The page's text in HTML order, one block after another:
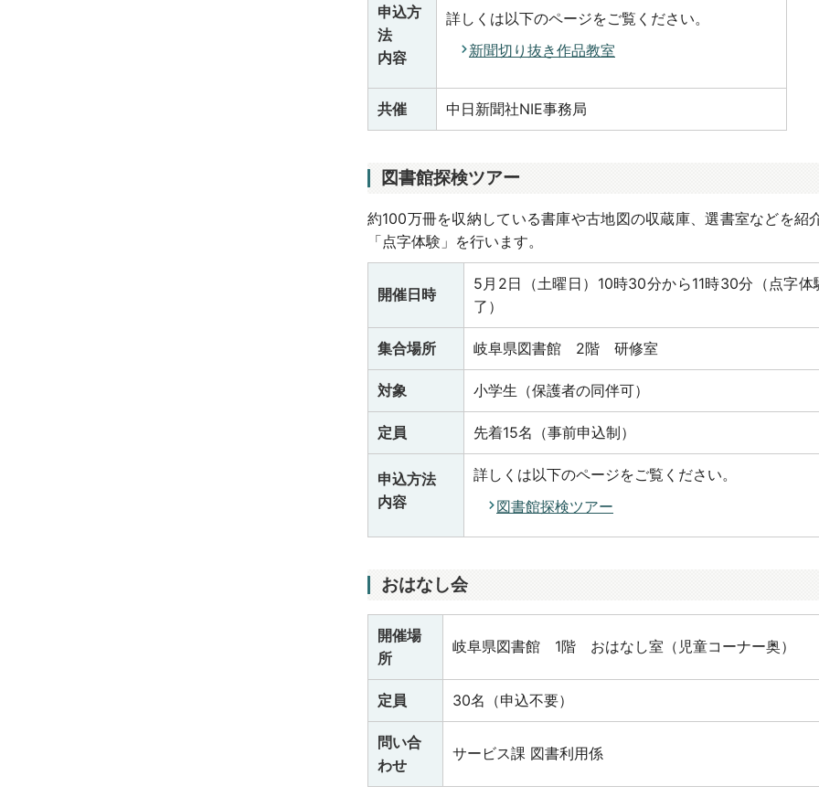
申込方
法
内容
詳しくは以下のページをご覧ください。
新聞切り抜き作品教室
共催 中日新聞社NIE事務局
図書館探検ツアー
約100万冊を収納している書庫や古地図の収蔵庫、選書室などを
「点字体験」を行います。
開催日時
5月2日（土曜日）10時30分から11時30分（点字体
了）
集合場所 岐阜県図書館 2階 研修室
対象 小学生（保護者の同伴可）
定員 先着15名（事前申込制）
申込方法
内容
詳しくは以下のページをご覧ください。
図書館探検ツアー
おはなし会
開催場
所
岐阜県図書館 1階 おはなし室（児童コーナー奥）
定員 30名（申込不要）
問い合
わせ
サービス課 図書利用係